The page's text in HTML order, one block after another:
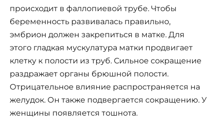
происходит в фаллопиевой трубе. Чтобы
беременность развивалась правильно,
эмбрион должен закрепиться в матке. Для
этого гладкая мускулатура матки продвигает
клетку к полости из труб. Сильное сокращение
раздражает органы брюшной полости.
Отрицательное влияние распространяется на
желудок. Он также подвергается сокращению. У
женщины появляется тошнота.